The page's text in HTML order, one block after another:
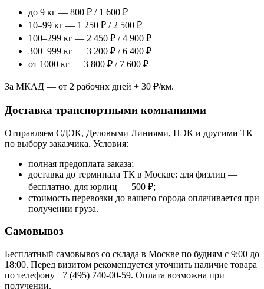
до 9 кг — 800 ₽ / 1 600 ₽
10–99 кг — 1 250 ₽ / 2 500 ₽
100–299 кг — 2 450 ₽ / 4 900 ₽
300–999 кг — 3 200 ₽ / 6 400 ₽
от 1000 кг — 3 800 ₽ / 7 600 ₽
За МКАД — от 2 рабочих дней + 30 ₽/км.
Доставка транспортными компаниями
Отправляем СДЭК, Деловыми Линиями, ПЭК и другими ТК
по выбору заказчика. Условия:
полная предоплата заказа;
доставка до терминала ТК в Москве: для физлиц —
бесплатно, для юрлиц — 500 ₽;
стоимость перевозки до вашего города оплачивается при
получении груза.
Самовывоз
Бесплатный самовывоз со склада в Москве по будням с 9:00 до
18:00. Перед визитом рекомендуется уточнить наличие товара
по телефону +7 (495) 740-00-59. Оплата возможна при
получении.